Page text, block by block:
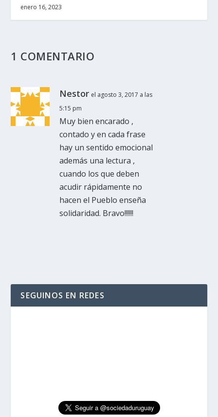
enero 16, 2023
1 COMENTARIO
Nestor el agosto 3, 2017 a las
5:15 pm
Muy bien encarado ,
contado y en cada frase
hay un sentido emocional
además una lectura ,
cuando los que deben
acudir rápidamente no
hacen el Pueblo enseña
solidaridad. Bravo!!!!!!
SEGUINOS EN REDES